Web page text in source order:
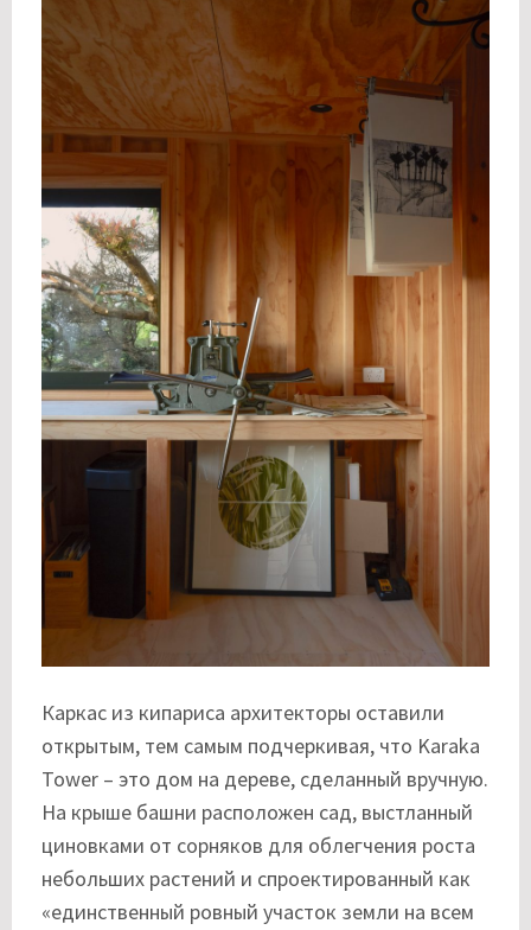
Каркас из кипариса архитекторы оставили
открытым, тем самым подчеркивая, что Karaka
Tower – это дом на дереве, сделанный вручную.
На крыше башни расположен сад, выстланный
циновками от сорняков для облегчения роста
небольших растений и спроектированный как
«единственный ровный участок земли на всем